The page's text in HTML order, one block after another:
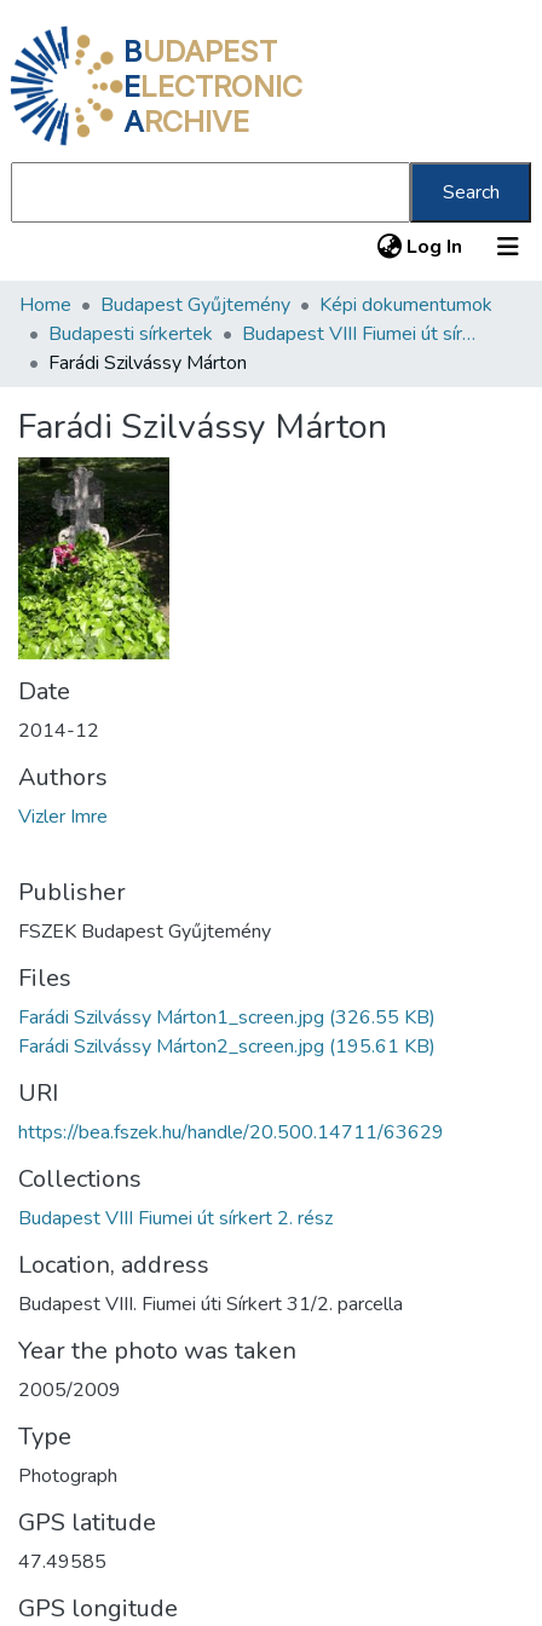
BUDAPEST
ELECTRONIC
ARCHIVE
Search
Log In (current)
Communities & Collections
All of DSpace
About us
Home Budapest Gyűjtemény
Képi dokumentumok
Budapesti sírkertek
Budapest VIII Fiumei út sírkert 2. rész
Farádi Szilvássy Márton
Farádi Szilvássy Márton
Date
2014-12
Authors
Vizler Imre
Publisher
FSZEK Budapest Gyűjtemény
Files
Farádi Szilvássy Márton1_screen.jpg (326.55 KB)
Farádi Szilvássy Márton2_screen.jpg (195.61 KB)
URI
https://bea.fszek.hu/handle/20.500.14711/63629
Collections
Budapest VIII Fiumei út sírkert 2. rész
Location, address
Budapest VIII. Fiumei úti Sírkert 31/2. parcella
Year the photo was taken
2005/2009
Type
Photograph
GPS latitude
47.49585
GPS longitude